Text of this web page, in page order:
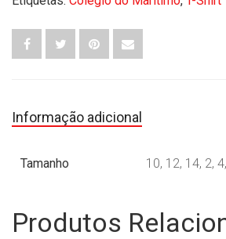
Informação adicional
Tamanho 10, 12, 14, 2,
Produtos